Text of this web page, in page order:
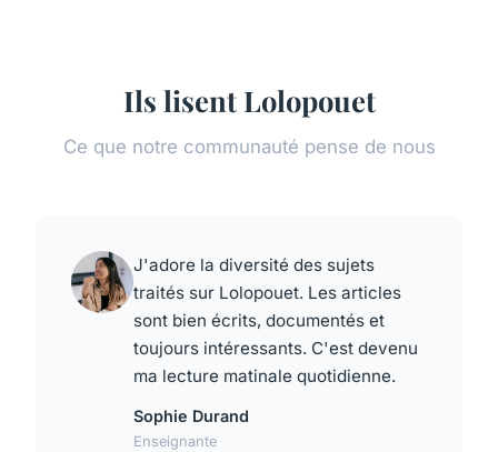
Ils lisent Lolopouet
Ce que notre communauté pense de nous
J'adore la diversité des sujets
traités sur Lolopouet. Les articles
sont bien écrits, documentés et
toujours intéressants. C'est devenu
ma lecture matinale quotidienne.
Sophie Durand
Enseignante